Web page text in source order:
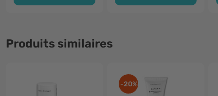
Produits similaires
-20%